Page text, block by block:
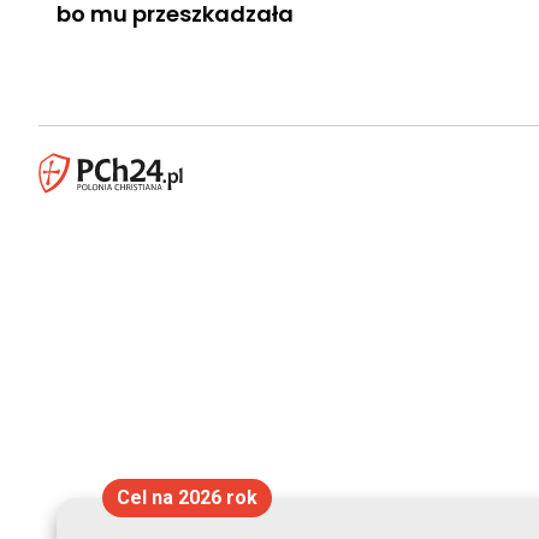
bo mu przeszkadzała
Cel na 2026 rok